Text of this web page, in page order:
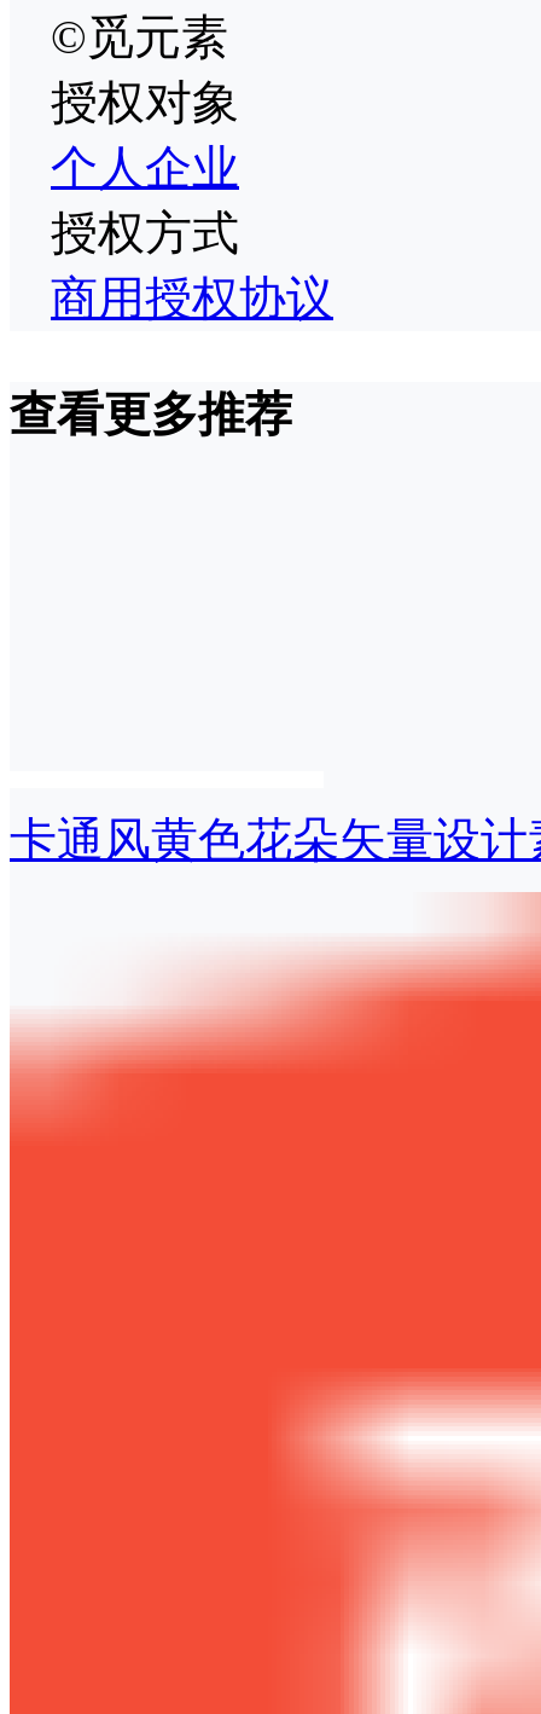
©觅元素
授权对象
个人企业
授权方式
商用授权协议
查看更多推荐
卡通风黄色花朵矢量设计